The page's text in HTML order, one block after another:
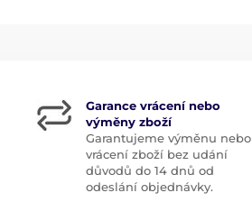
Garance vrácení nebo
výměny zboží
Garantujeme výměnu nebo
vrácení zboží bez udání
důvodů do 14 dnů od
odeslání objednávky.